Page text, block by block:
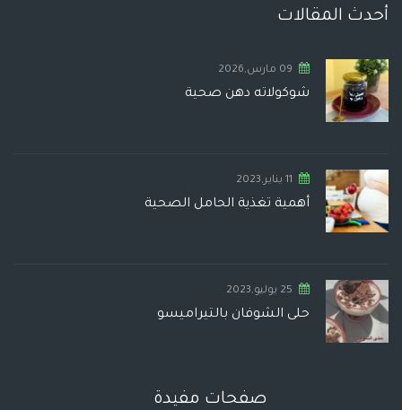
أحدث المقالات
09 مارس,2026
شوكولاته دهن صحية
11 يناير,2023
أهمية تغذية الحامل الصحية
25 يوليو,2023
حلى الشوفان بالتيراميسو
صفحات مفيدة